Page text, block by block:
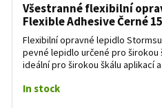
Všestranné flexibilní
Flexible Adhesive Černé
Flexibilní opravné lepidlo
pevné lepidlo určené pro širokou
ideální pro širokou škálu aplikací
In stock